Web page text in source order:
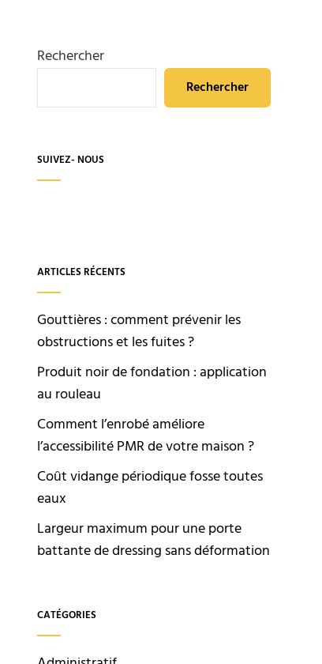
Rechercher
Rechercher
SUIVEZ- NOUS
ARTICLES RÉCENTS
Gouttières : comment prévenir les
obstructions et les fuites ?
Produit noir de fondation : application
au rouleau
Comment l’enrobé améliore
l’accessibilité PMR de votre maison ?
Coût vidange périodique fosse toutes
eaux
Largeur maximum pour une porte
battante de dressing sans déformation
CATÉGORIES